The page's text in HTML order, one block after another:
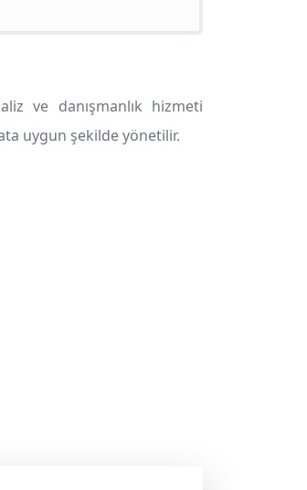
ve danışmanlık hizmeti
uygun şekilde yönetilir.